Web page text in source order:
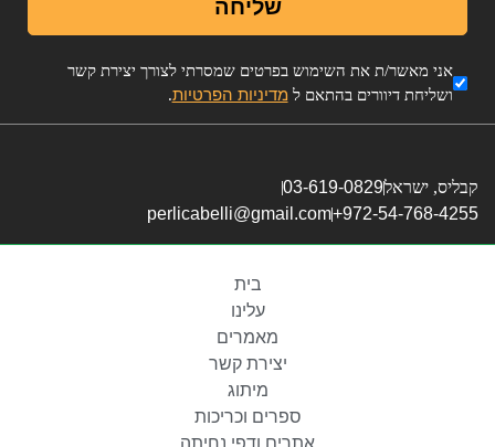
אני מאשר/ת את השימוש בפרטים שמסרתי לצורך יצירת קשר
ושליחת דיוורים בהתאם ל מדיניות הפרטיות.
שליחה
קבליס, ישראל03-619-0829
972-54-768-4255+
perlicabelli@gmail.com
בית
עלינו
מאמרים
יצירת קשר
מיתוג
ספרים וכריכות